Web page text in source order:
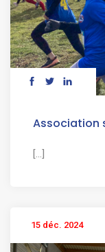
Association
[...]
15 déc. 2024